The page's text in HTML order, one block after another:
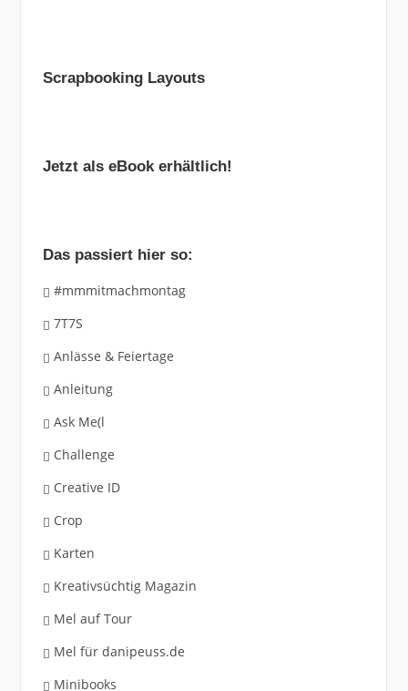
Scrapbooking Layouts
Jetzt als eBook erhältlich!
Das passiert hier so:
#mmmitmachmontag
7T7S
Anlässe & Feiertage
Anleitung
Ask Me(l
Challenge
Creative ID
Crop
Karten
Kreativsüchtig Magazin
Mel auf Tour
Mel für danipeuss.de
Minibooks